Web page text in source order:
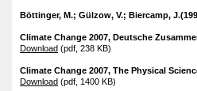
Böttinger, M.; Gülzow, V.; Biercamp,
Climate Change 2007, Deutsche
Download (pdf, 238 KB)
Climate Change 2007, The Physical
Download (pdf, 1400 KB)